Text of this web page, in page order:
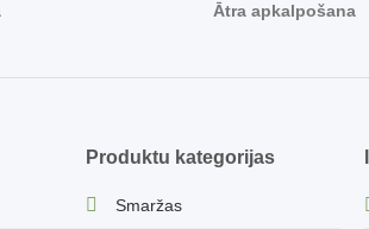
Ātra apkalpošana
Produktu kategorijas
Smaržas